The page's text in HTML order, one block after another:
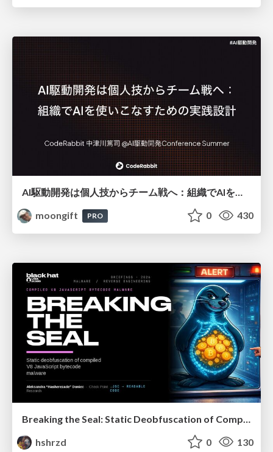
AI駆動開発は個人技からチーム戦へ：組織でAIを使いこなすための実践設計
moongift
PRO 0 430
hshrzd
0 130